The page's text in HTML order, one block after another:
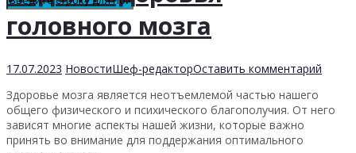
головного мозга
17.07.2023 НовостиШеф-редакторОставить комментарий
Здоровье мозга является неотъемлемой частью нашего
общего физического и психического благополучия. От него
зависят многие аспекты нашей жизни, которые важно
принять во внимание для поддержания оптимального